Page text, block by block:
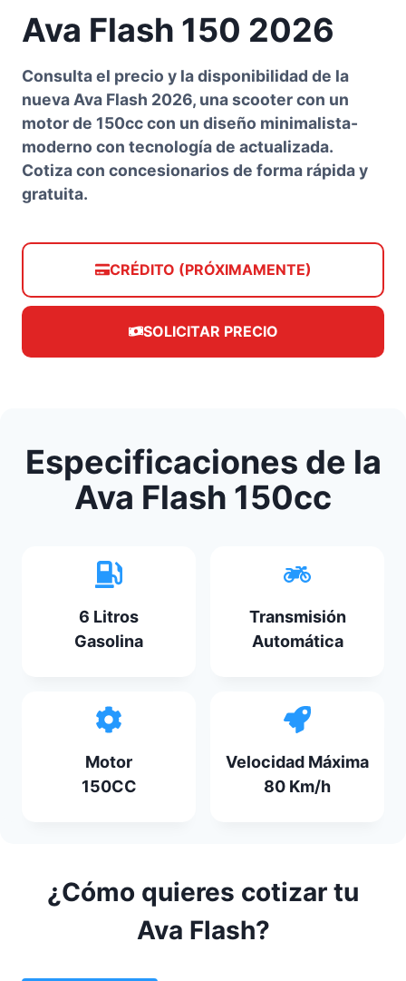
Ava Flash 150 2026
Consulta el precio y la disponibilidad de la
nueva Ava Flash 2026, una scooter con un
motor de 150cc con un diseño minimalista-
moderno con tecnología de actualizada.
Cotiza con concesionarios de forma rápida y
gratuita.
CRÉDITO (PRÓXIMAMENTE)
SOLICITAR PRECIO
Especificaciones de la
Ava Flash 150cc
6 Litros
Gasolina
Transmisión
Automática
Motor
150CC
Velocidad Máxima
80 Km/h
¿Cómo quieres cotizar tu
Ava Flash?